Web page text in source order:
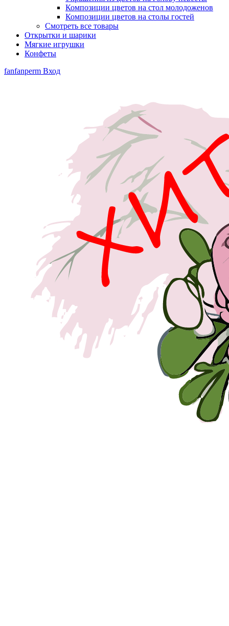
Композиции цветов на стол молодоженов
Композиции цветов на столы гостей
Смотреть все товары
Открытки и шарики
Мягкие игрушки
Конфеты
fanfanperm Вход